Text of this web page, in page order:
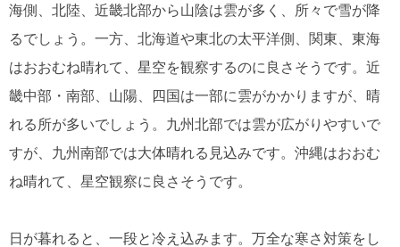
海側、北陸、近畿北部から山陰は雲が多く、所々で雪が降
るでしょう。一方、北海道や東北の太平洋側、関東、東海
はおおむね晴れて、星空を観察するのに良さそうです。近
畿中部・南部、山陽、四国は一部に雲がかかりますが、晴
れる所が多いでしょう。九州北部では雲が広がりやすいで
すが、九州南部では大体晴れる見込みです。沖縄はおおむ
ね晴れて、星空観察に良さそうです。
日が暮れると、一段と冷え込みます。万全な寒さ対策をし